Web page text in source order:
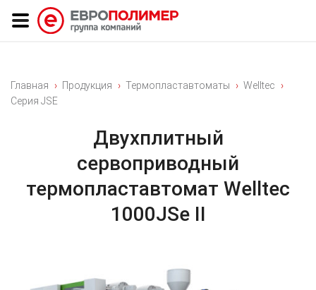
Главная Продукция Термопластавтоматы
Welltec
Серия JSE
Двухплитный
сервоприводный
термопластавтомат Welltec
1000JSe II